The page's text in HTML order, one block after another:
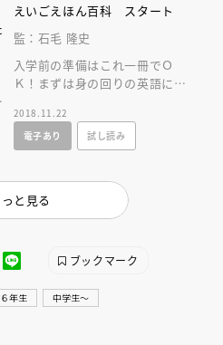
えいごえほん百科 スタート
監：石毛 隆史
入学前の準備はこれ一冊でＯ
Ｋ！まずは身の回りの英語に親
2018.11.22
電子あり
試し読み
と見る
ブックマーク
年生 中学生〜